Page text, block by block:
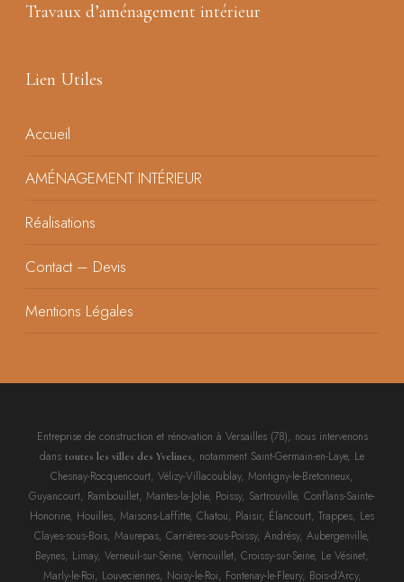
Travaux d’aménagement intérieur
Lien Utiles
Accueil
AMÉNAGEMENT INTÉRIEUR
Réalisations
Contact – Devis
Mentions Légales
Entreprise de construction et rénovation à Versailles (78), nous intervenons
dans toutes les villes des Yvelines, notamment Saint-Germain-en-Laye, Le
Chesnay-Rocquencourt, Vélizy-Villacoublay, Montigny-le-Bretonneux,
Guyancourt, Rambouillet, Mantes-la-Jolie, Poissy, Sartrouville, Conflans-Sainte-
Honorine, Houilles, Maisons-Laffitte, Chatou, Plaisir, Élancourt, Trappes, Les
Clayes-sous-Bois, Maurepas, Carrières-sous-Poissy, Andrésy, Aubergenville,
Beynes, Limay, Verneuil-sur-Seine, Vernouillet, Croissy-sur-Seine, Le Vésinet,
Marly-le-Roi, Louveciennes, Noisy-le-Roi, Fontenay-le-Fleury, Bois-d’Arcy,